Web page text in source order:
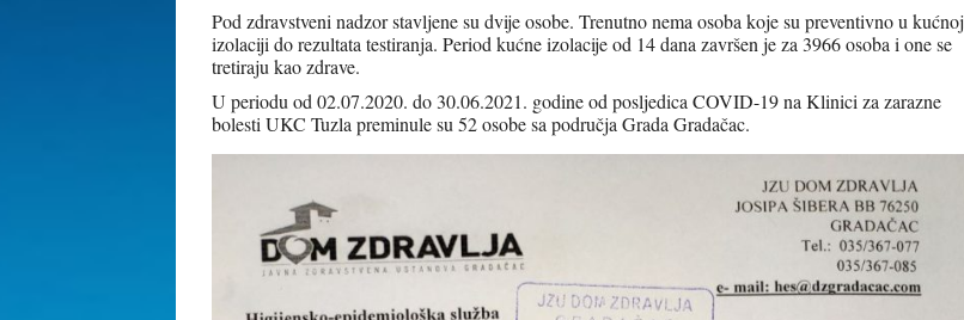
Pod zdravstveni nadzor stavljene su dvije osobe. Trenutno nema osoba koje su preventivno u kućnoj
izolaciji do rezultata testiranja. Period kućne izolacije od 14 dana završen je za 3966 osoba i one se
tretiraju kao zdrave.
U periodu od 02.07.2020. do 30.06.2021. godine od posljedica COVID-19 na Klinici za zarazne
bolesti UKC Tuzla preminule su 52 osobe sa područja Grada Gradačac.